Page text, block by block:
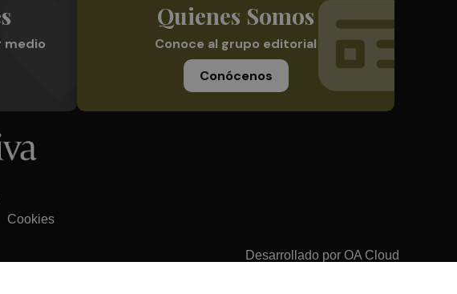
medio
Quienes Somos
Conoce al grupo editorial
Conócenos
Cookies
Desarrollado por OA Cloud